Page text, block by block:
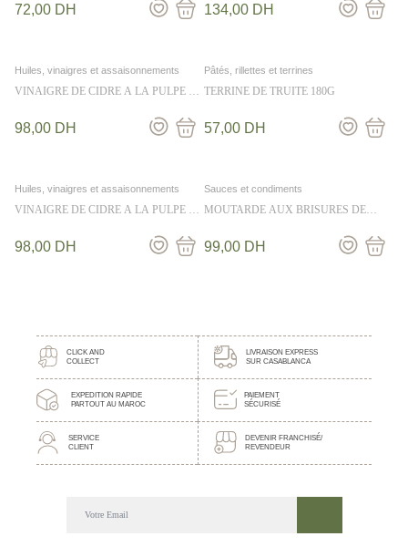
72,00 DH 134,00 DH
Huiles, vinaigres et assaisonnements
VINAIGRE DE CIDRE A LA PULPE DE
98,00 DH
Pâtés, rillettes et terrines
TERRINE DE TRUITE 180G
57,00 DH
Huiles, vinaigres et assaisonnements
VINAIGRE DE CIDRE A LA PULPE DE
98,00 DH
Sauces et condiments
MOUTARDE AUX BRISURES DE
99,00 DH
CLICK AND
COLLECT
LIVRAISON EXPRESS
SUR CASABLANCA
EXPEDITION RAPIDE
PARTOUT AU MAROC
PAIEMENT
SÉCURISÉ
SERVICE
CLIENT
DEVENIR FRANCHISÉ/
REVENDEUR
DECOUVREZ NOTRE NEWSLETTER GOURMANDE
SUIVEZ NOS ACTUALITE ET EVENEMENTS